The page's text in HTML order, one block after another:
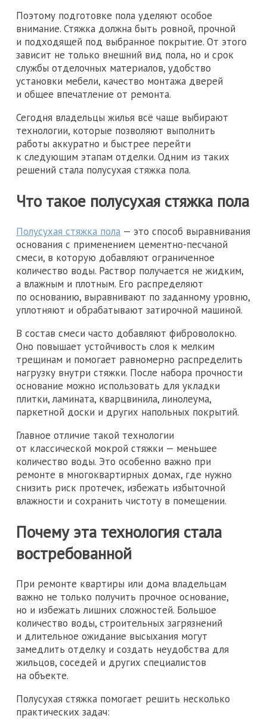
Поэтому подготовке пола уделяют особое
внимание. Стяжка должна быть ровной, прочной
и подходящей под выбранное покрытие. От этого
зависит не только внешний вид пола, но и срок
службы отделочных материалов, удобство
установки мебели, качество монтажа дверей
и общее впечатление от ремонта.
Сегодня владельцы жилья всё чаще выбирают
технологии, которые позволяют выполнить
работы аккуратно и быстрее перейти
к следующим этапам отделки. Одним из таких
решений стала полусухая стяжка пола.
Что такое полусухая стяжка пола
Полусухая стяжка пола — это способ выравнивания
основания с применением цементно-песчаной
смеси, в которую добавляют ограниченное
количество воды. Раствор получается не жидким,
а влажным и плотным. Его распределяют
по основанию, выравнивают по заданному уровню,
уплотняют и обрабатывают затирочной машиной.
В состав смеси часто добавляют фиброволокно.
Оно повышает устойчивость слоя к мелким
трещинам и помогает равномерно распределить
нагрузку внутри стяжки. После набора прочности
основание можно использовать для укладки
плитки, ламината, кварцвинила, линолеума,
паркетной доски и других напольных покрытий.
Главное отличие такой технологии
от классической мокрой стяжки — меньшее
количество воды. Это особенно важно при
ремонте в многоквартирных домах, где нужно
снизить риск протечек, избежать избыточной
влажности и сохранить чистоту в помещении.
Почему эта технология стала
востребованной
При ремонте квартиры или дома владельцам
важно не только получить прочное основание,
но и избежать лишних сложностей. Большое
количество воды, строительных загрязнений
и длительное ожидание высыхания могут
замедлить отделку и создать неудобства для
жильцов, соседей и других специалистов
на объекте.
Полусухая стяжка помогает решить несколько
практических задач: